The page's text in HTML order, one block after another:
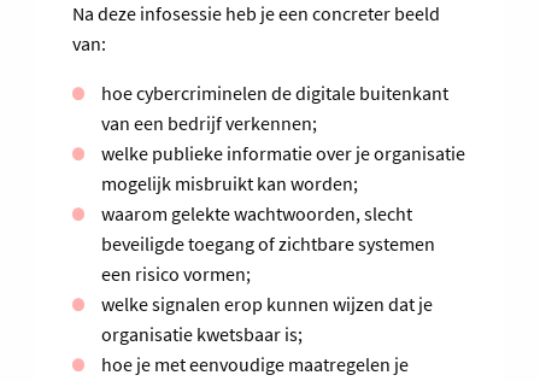
Na deze infosessie heb je een concreter beeld
van:
hoe cybercriminelen de digitale buitenkant
van een bedrijf verkennen;
welke publieke informatie over je organisatie
mogelijk misbruikt kan worden;
waarom gelekte wachtwoorden, slecht
beveiligde toegang of zichtbare systemen
een risico vormen;
welke signalen erop kunnen wijzen dat je
organisatie kwetsbaar is;
hoe je met eenvoudige maatregelen je